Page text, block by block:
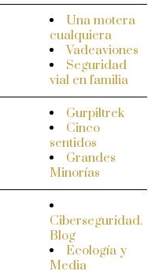
Una motera
cualquiera
Vadeaviones
Seguridad
vial en familia
Gurpiltrek
Cinco
sentidos
Grandes
Minorías
Ciberseguridad.
Blog
Ecología y
Media